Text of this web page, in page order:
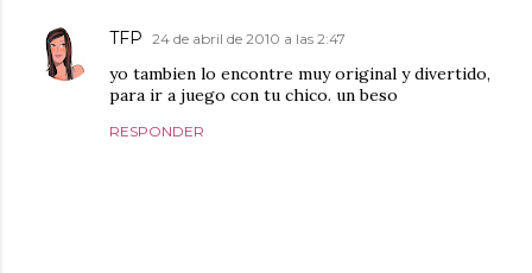
TFP 24 de abril de 2010 a las 2:47
yo tambien lo encontre muy original y divertido,
para ir a juego con tu chico. un beso
RESPONDER